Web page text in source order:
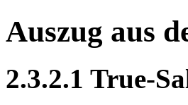
Auszug aus
2.3.2.1 True-